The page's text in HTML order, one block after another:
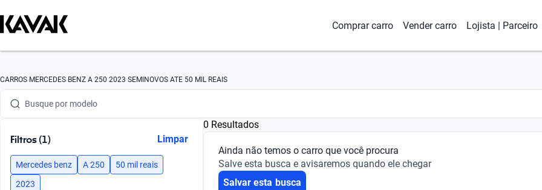
Comprar carro Vender carro Lojista | Parceiro
CARROS MERCEDES BENZ A 250 2023 SEMINOVOS ATE 50 MIL REAIS
Busque por marca
Busque por modelo
Busque por ano
Busque por marca
Filtros (1) Limpar
Mercedes benz A 250
50 mil reais
2023
0 Resultados
Ainda não temos o carro que você procura
Salve esta busca e avisaremos quando ele chegar
Salvar esta busca